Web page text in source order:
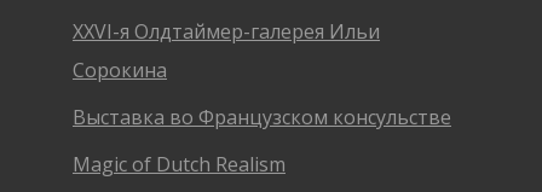
XXVI-я Олдтаймер-галерея Ильи
Сорокина
Выставка во Французском консульстве
Magic of Dutch Realism